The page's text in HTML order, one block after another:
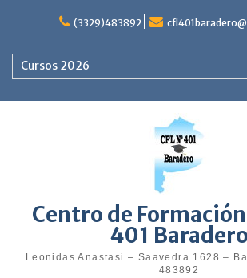
(3329)483892
Cursos 2026
Centro de Formación
401 Baradero
Leonidas Anastasi – Saavedra 1628 –
483892